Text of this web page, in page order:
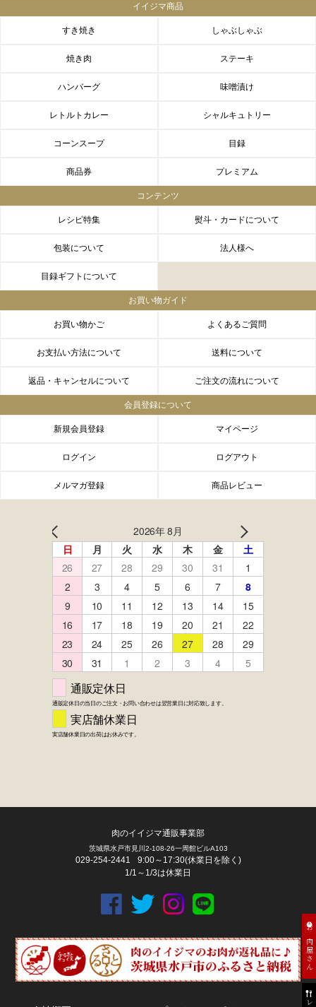
FACEBOOK twitter instagram LINE
お肉屋さん
イイジマ商品
すき焼き しゃぶしゃぶ
焼き肉 ステーキ
ハンバーグ 味噌漬け
レトルトカレー シャルキュトリー
コーンスープ 目録
商品券 プレミアム
コンテンツ
レシピ特集 熨斗・カードについて
包装について 法人様へ
目録ギフトについて
お買い物ガイド
お買い物かご よくあるご質問
お支払い方法について 送料について
返品・キャンセルについて ご注文の流れについて
会員登録について
新規会員登録 マイページ
ログイン ログアウト
メルマガ登録 商品レビュー
肉のイイジマ通販事業部
茨城県水戸市見川2-108-26一周館ビルA103
029-254-2441
9:00～17:30(休業日を除く)
1/1～1/3は休業日